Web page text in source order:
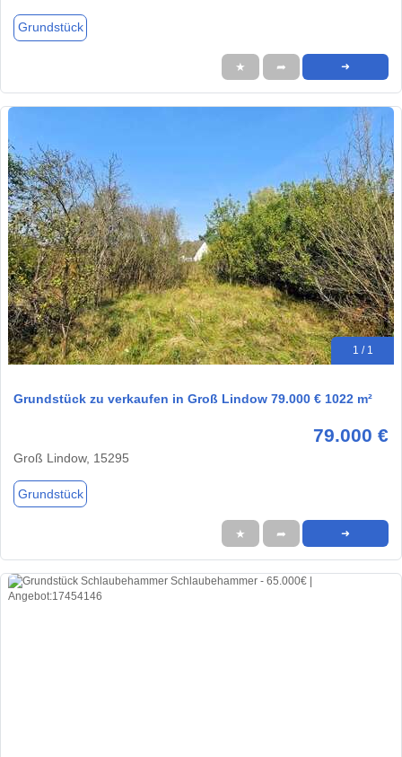
Grundstück
★ ➦ ➜
1 / 1
Grundstück zu verkaufen in Groß Lindow 79.000 € 1022 m²
79.000 €
Groß Lindow, 15295
Grundstück
★ ➦ ➜